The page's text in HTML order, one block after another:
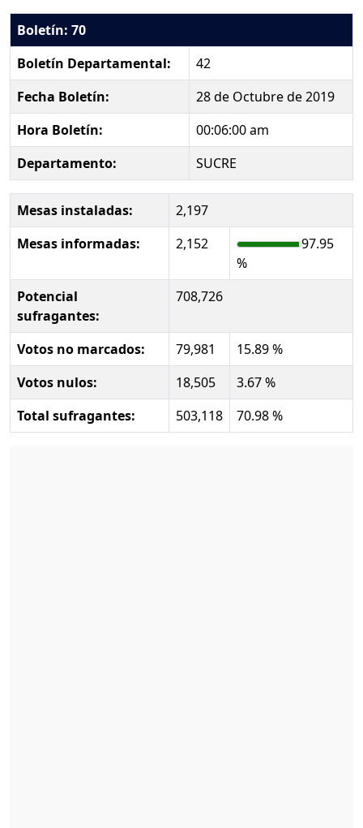
Boletín: 70
Boletín Departamental:
42
Fecha Boletín:
28 de Octubre de 2019
Hora Boletín:
00:06:00 am
Departamento:
SUCRE
Mesas instaladas:
2,197
Mesas informadas:
2,152
97.95
%
Potencial
sufragantes:
708,726
Votos no marcados: 79,981
15.89 %
Votos nulos:
18,505
3.67 %
Total sufragantes:
503,118 70.98 %